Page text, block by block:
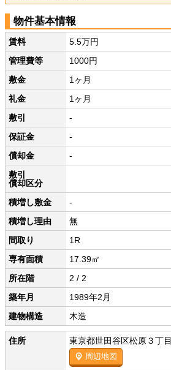
物件基本情報
賃料
5.5万円
管理費等
1000円
敷金
1ヶ月
礼金
1ヶ月
敷引
-
保証金
-
償却金
-
敷引
償却区分
積増し敷金
-
積増し理由
無
間取り
1R
専有面積
17.39㎡
所在階
2 / 2
築年月
1989年2月
建物構造
木造
住所 東京都世田谷区松原３丁目
周辺地図